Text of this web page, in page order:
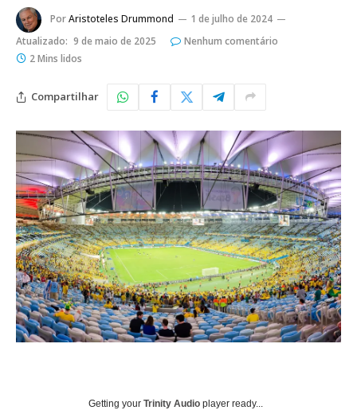
PorAristoteles Drummond
1 de julho de 2024
Atualizado: 9 de maio de 2025
Nenhum comentário
2 Mins lidos
Compartilhar
Getting your Trinity Audio player ready...